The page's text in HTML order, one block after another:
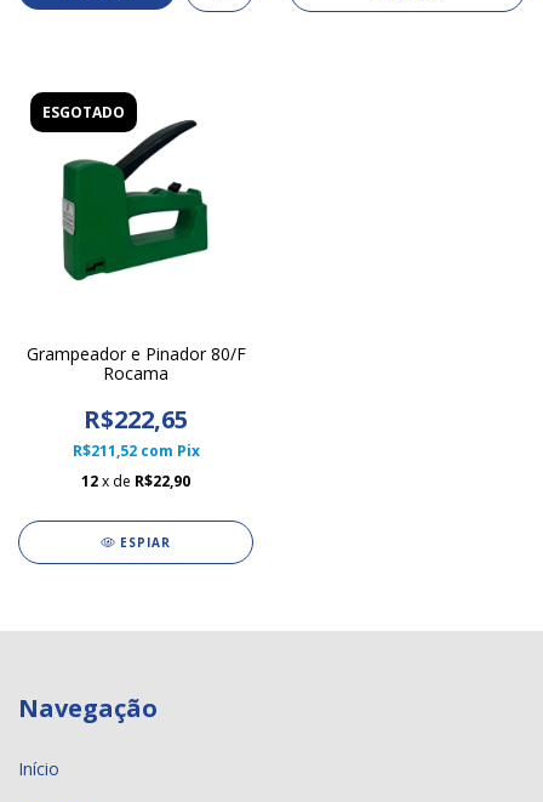
ESGOTADO
Grampeador e Pinador 80/F
Rocama
R$222,65
R$211,52 com Pix
12x de R$22,90
ESPIAR
Navegação
Início